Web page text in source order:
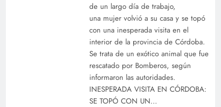
de un largo día de trabajo,
una mujer volvió a su casa y se topó
con una inesperada visita en el
interior de la provincia de Córdoba.
Se trata de un exótico animal que fue
rescatado por Bomberos, según
informaron las autoridades.
INESPERADA VISITA EN CÓRDOBA:
SE TOPÓ CON UN…